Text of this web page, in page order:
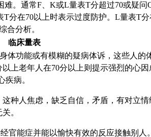
。通常F、K或L量表T分超过70或疑
在70以上时表示过度防护。L量表T
合分析。
临床量表
功能或有模糊的疑病体诉，这些人
上老年人在70分以上则提示强烈的心
病。
种人焦虑，缺乏自信，矛盾，有对立
。
官能症并能以愉快有效的反应接触别人。